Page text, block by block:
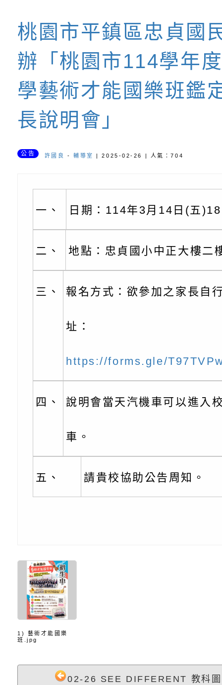
養練習題」、「青少
書會」、「親密關係
坊」、「祖孫樂淘桃
徵件活動」海報
字稿
者權益暨落實保護青
環境
檢送桃園市政府LED
字稿及LCD託播影片
有關桃園市政府家庭
服務資源資訊
檢送桃園市政府LED
字稿及LCD託播影（
函轉有關身心障礙者
（CRPD）第三次國
檢送行政院新聞傳播
緒學習知能研習」
字稿及LCD託播影片
函轉有關本府新聞處
6月交通安全宣導標
份及道安宣導影像素
有關「115年各賣場
設置防災(颱)專區」
信誼基金會於6／27
【打噴嚏、流鼻水、
0-8歲抗過敏照護指
童過敏免疫專家 林
檢送桃園市政府LED
字稿及LCD託播影片
檢送桃園市政府家庭
「小桃家6月課程資
坊」、「幸福婚姻系
座」、「2026開心
檢送桃園市政府LED
立蘆葦啟智中心辦理
而立》蘆葦三十．創
有關桃園市桃園區西
學辦理115年度區域
覺暫留創意應用與實
檢送桃園市政府LED
學辦理115年度區域
充實方案：「怪創劇
角色驅動的聲音與故
「學生申訴及再申訴
關事項
檢送行政院新聞傳
月份公共服務政策溝
台北松山文創園區5
「115學年度身心障
知能研習」
檢送桃園市政府LED
字稿
函轉國立臺灣師範大
「115學年度身心障
知能研習」
有關桃園市八德區大
學辦理「音樂班第27
樂會-憶起玩樂」
檢送桃園市政府家庭
「小桃家5月課程資
檢送「小桃家幸福+
桃園市平鎮區忠貞國
辦「桃園市114學年
學藝術才能國樂班鑑
長說明會」
公告 許國良 -輔導室 | 2025-02-26 | 人氣：704
一、 日期：114年3月14日(五
二、 地點：忠貞國小中正大樓二
三、 報名方式：欲參加之家長自
址：
https://forms.gle/
四、 說明會當天汽機車可以進入
車。
五、 請貴校協助公告周知。
1) 藝術才能國樂
班.jpg
02-26 SEE DIFFERENT 教科